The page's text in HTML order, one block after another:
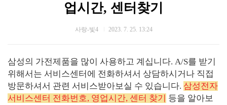
업시간, 센터찾기
사랑-빛4 2023. 7. 25. 13:24
삼성의 가전제품을 많이 사용하고 계십니다. A/S를 받기
위해서는 서비스센터에 전화하셔서 상담하시거나 직접
방문하셔서 관련 서비스받아보실 수 있습니다. 삼성전자
서비스센터 전화번호, 영업시간, 센터 찾기 등을 알아보